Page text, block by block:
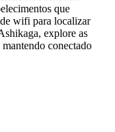
que
wifi para localizar
explore as
conectado